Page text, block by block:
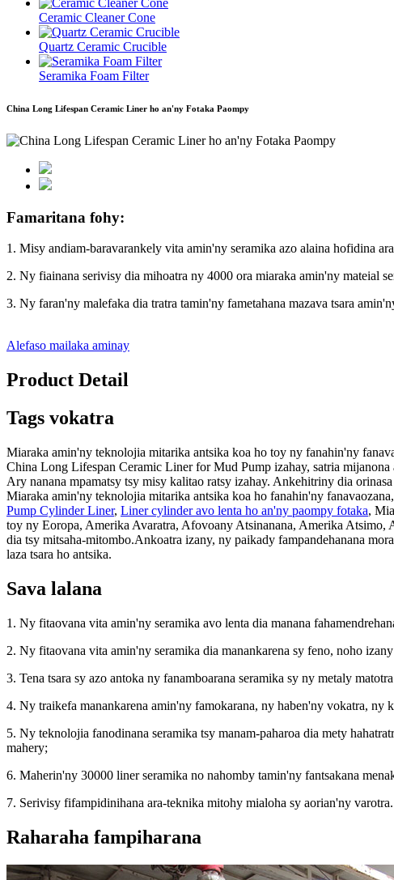
Ceramic Cleaner Cone
Quartz Ceramic Crucible
Seramika Foam Filter
China Long Lifespan Ceramic Liner ho an'ny Fotaka Paompy
Famaritana fohy:
1. Misy andiam-baravarankely vita amin'ny seramika azo alaina hofidina
2. Ny fiainana serivisy dia mihoatra ny 4000 ora miaraka amin'ny mateial
3. Ny faran'ny malefaka dia tratra tamin'ny fametahana mazava tsara
Alefaso mailaka aminay
Product Detail
Tags vokatra
Miaraka amin'ny teknolojia mitarika antsika koa ho toy ny fanahin'ny
China Long Lifespan Ceramic Liner for Mud Pump izahay, satria
Ary nanana mpamatsy tsy misy kalitao ratsy izahay. Ankehitriny dia
Miaraka amin'ny teknolojia mitarika antsika koa ho fanahin'ny
Pump Cylinder Liner, Liner cylinder avo lenta ho an'ny paompy fotaka,
toy ny Eoropa, Amerika Avaratra, Afovoany Atsinanana, Amerika
dia tsy mitsaha-mitombo.Ankoatra izany, ny paikady fampandehanana
laza tsara ho antsika.
Sava lalana
1. Ny fitaovana vita amin'ny seramika avo lenta dia manana
2. Ny fitaovana vita amin'ny seramika dia manankarena sy feno, noho
3. Tena tsara sy azo antoka ny fanamboarana seramika sy ny metaly
4. Ny traikefa manankarena amin'ny famokarana, ny haben'ny vokatra,
5. Ny teknolojia fanodinana seramika tsy manam-paharoa dia mety
mahery;
6. Maherin'ny 30000 liner seramika no nahomby tamin'ny fantsakana
7. Serivisy fifampidinihana ara-teknika mitohy mialoha sy aorian'ny varotra.
Raharaha fampiharana